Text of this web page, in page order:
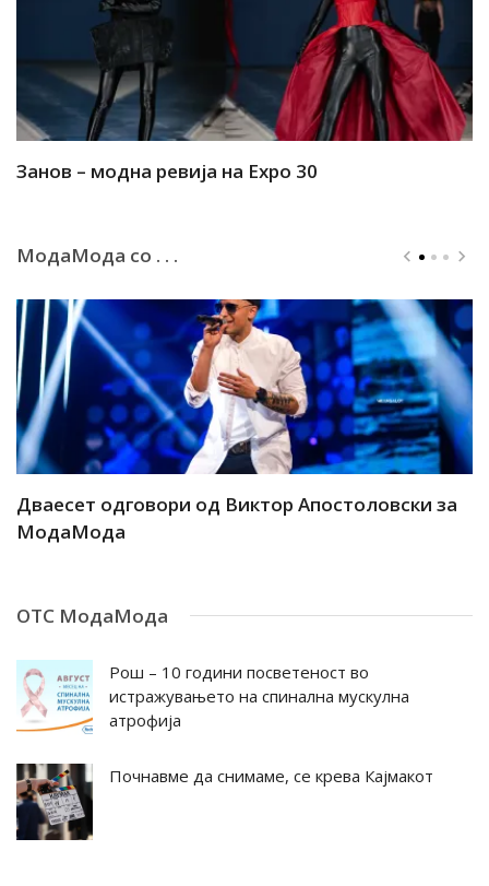
Занов – модна ревија на Expo 30
МодаМода со . . .
Дваесет одговори од Виктор Апостоловски за
МодаМода
ОТС МодаМода
Рош – 10 години посветеност во
истражувањето на спинална мускулна
атрофија
Почнавме да снимаме, се крева Кајмакот